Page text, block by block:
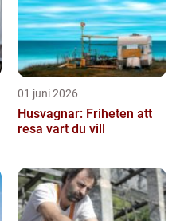
01 juni 2026
Husvagnar: Friheten att
resa vart du vill